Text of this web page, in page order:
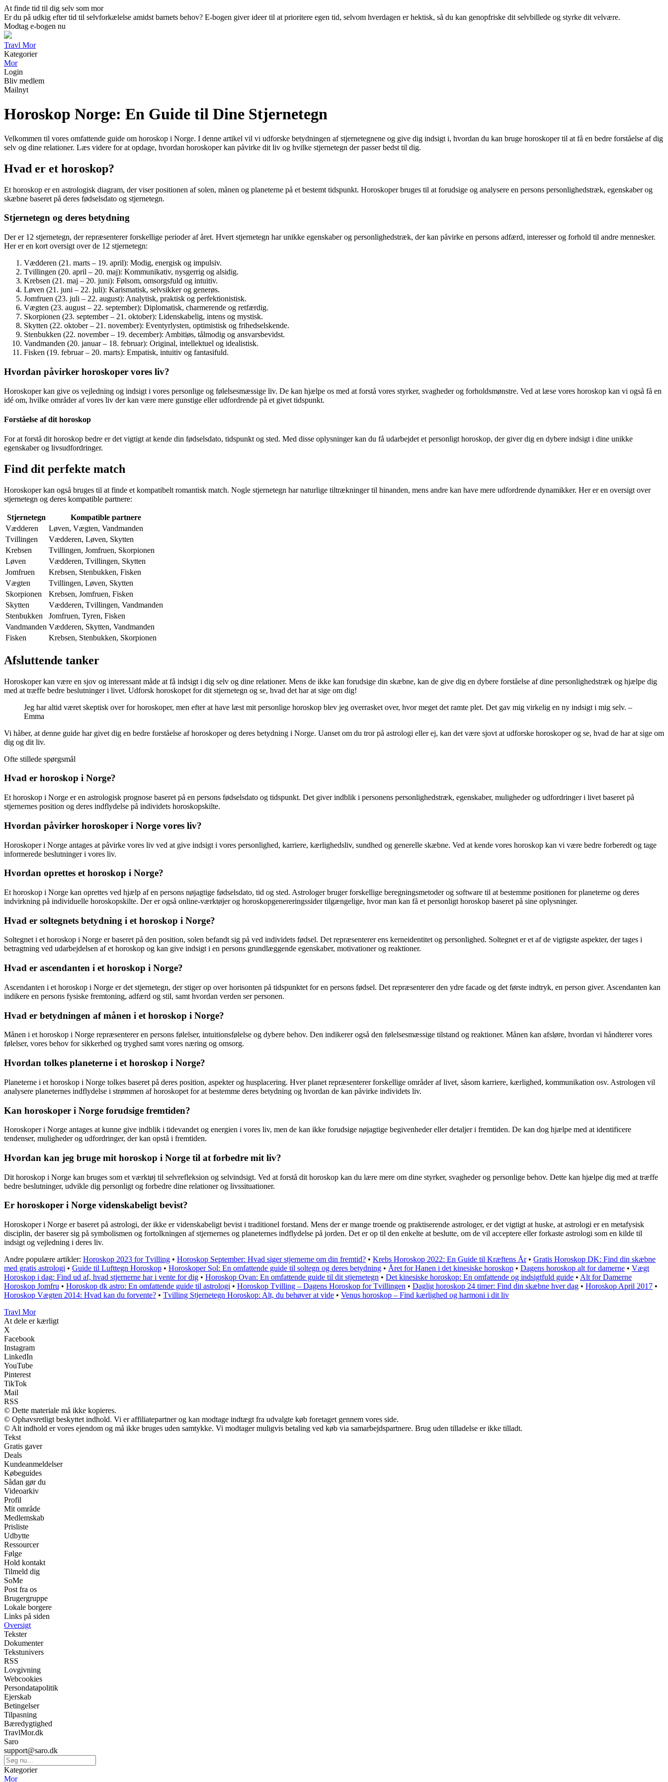
At finde tid til dig selv som mor
Er du på udkig efter tid til selvforkælelse amidst barnets behov? E-bogen giver ideer til at prioritere egen tid, selvom hverdagen er hektisk, så du kan genopfriske dit selvbillede og styrke dit velvære.
Modtag e-bogen nu
Travl Mor
Kategorier
Mor
Login
Bliv medlem
Mailnyt
Horoskop Norge: En Guide til Dine Stjernetegn
Velkommen til vores omfattende guide om horoskop i Norge. I denne artikel vil vi udforske betydningen af stjernetegnene og give dig indsigt i, hvordan du kan bruge horoskoper til at få en bedre forståelse af dig
selv og dine relationer. Læs videre for at opdage, hvordan horoskoper kan påvirke dit liv og hvilke stjernetegn der passer bedst til dig.
Hvad er et horoskop?
Et horoskop er en astrologisk diagram, der viser positionen af solen, månen og planeterne på et bestemt tidspunkt. Horoskoper bruges til at forudsige og analysere en persons personlighedstræk, egenskaber og
skæbne baseret på deres fødselsdato og stjernetegn.
Stjernetegn og deres betydning
Der er 12 stjernetegn, der repræsenterer forskellige perioder af året. Hvert stjernetegn har unikke egenskaber og personlighedstræk, der kan påvirke en persons adfærd, interesser og forhold til andre mennesker.
Her er en kort oversigt over de 12 stjernetegn:
Vædderen (21. marts – 19. april): Modig, energisk og impulsiv.
Tvillingen (20. april – 20. maj): Kommunikativ, nysgerrig og alsidig.
Krebsen (21. maj – 20. juni): Følsom, omsorgsfuld og intuitiv.
Løven (21. juni – 22. juli): Karismatisk, selvsikker og generøs.
Jomfruen (23. juli – 22. august): Analytisk, praktisk og perfektionistisk.
Vægten (23. august – 22. september): Diplomatisk, charmerende og retfærdig.
Skorpionen (23. september – 21. oktober): Lidenskabelig, intens og mystisk.
Skytten (22. oktober – 21. november): Eventyrlysten, optimistisk og frihedselskende.
Stenbukken (22. november – 19. december): Ambitiøs, tålmodig og ansvarsbevidst.
Vandmanden (20. januar – 18. februar): Original, intellektuel og idealistisk.
Fisken (19. februar – 20. marts): Empatisk, intuitiv og fantasifuld.
Hvordan påvirker horoskoper vores liv?
Horoskoper kan give os vejledning og indsigt i vores personlige og følelsesmæssige liv. De kan hjælpe os med at forstå vores styrker, svagheder og forholdsmønstre. Ved at læse vores horoskop kan vi også få en
idé om, hvilke områder af vores liv der kan være mere gunstige eller udfordrende på et givet tidspunkt.
Forståelse af dit horoskop
For at forstå dit horoskop bedre er det vigtigt at kende din fødselsdato, tidspunkt og sted. Med disse oplysninger kan du få udarbejdet et personligt horoskop, der giver dig en dybere indsigt i dine unikke
egenskaber og livsudfordringer.
Find dit perfekte match
Horoskoper kan også bruges til at finde et kompatibelt romantisk match. Nogle stjernetegn har naturlige tiltrækninger til hinanden, mens andre kan have mere udfordrende dynamikker. Her er en oversigt over
stjernetegn og deres kompatible partnere:
Stjernetegn
Kompatible partnere
Vædderen
Løven, Vægten, Vandmanden
Tvillingen
Vædderen, Løven, Skytten
Krebsen
Tvillingen, Jomfruen, Skorpionen
Løven
Vædderen, Tvillingen, Skytten
Jomfruen
Krebsen, Stenbukken, Fisken
Vægten
Tvillingen, Løven, Skytten
Skorpionen
Krebsen, Jomfruen, Fisken
Skytten
Vædderen, Tvillingen, Vandmanden
Stenbukken
Jomfruen, Tyren, Fisken
Vandmanden Vædderen, Skytten, Vandmanden
Fisken
Krebsen, Stenbukken, Skorpionen
Afsluttende tanker
Horoskoper kan være en sjov og interessant måde at få indsigt i dig selv og dine relationer. Mens de ikke kan forudsige din skæbne, kan de give dig en dybere forståelse af dine personlighedstræk og hjælpe dig
med at træffe bedre beslutninger i livet. Udforsk horoskopet for dit stjernetegn og se, hvad det har at sige om dig!
Jeg har altid været skeptisk over for horoskoper, men efter at have læst mit personlige horoskop blev jeg overrasket over, hvor meget det ramte plet. Det gav mig virkelig en ny indsigt i mig selv. –
Emma
Vi håber, at denne guide har givet dig en bedre forståelse af horoskoper og deres betydning i Norge. Uanset om du tror på astrologi eller ej, kan det være sjovt at udforske horoskoper og se, hvad de har at sige om
dig og dit liv.
Ofte stillede spørgsmål
Hvad er horoskop i Norge?
Et horoskop i Norge er en astrologisk prognose baseret på en persons fødselsdato og tidspunkt. Det giver indblik i personens personlighedstræk, egenskaber, muligheder og udfordringer i livet baseret på
stjernernes position og deres indflydelse på individets horoskopskilte.
Hvordan påvirker horoskoper i Norge vores liv?
Horoskoper i Norge antages at påvirke vores liv ved at give indsigt i vores personlighed, karriere, kærlighedsliv, sundhed og generelle skæbne. Ved at kende vores horoskop kan vi være bedre forberedt og tage
informerede beslutninger i vores liv.
Hvordan oprettes et horoskop i Norge?
Et horoskop i Norge kan oprettes ved hjælp af en persons nøjagtige fødselsdato, tid og sted. Astrologer bruger forskellige beregningsmetoder og software til at bestemme positionen for planeterne og deres
indvirkning på individuelle horoskopskilte. Der er også online-værktøjer og horoskopgenereringssider tilgængelige, hvor man kan få et personligt horoskop baseret på sine oplysninger.
Hvad er soltegnets betydning i et horoskop i Norge?
Soltegnet i et horoskop i Norge er baseret på den position, solen befandt sig på ved individets fødsel. Det repræsenterer ens kerneidentitet og personlighed. Soltegnet er et af de vigtigste aspekter, der tages i
betragtning ved udarbejdelsen af et horoskop og kan give indsigt i en persons grundlæggende egenskaber, motivationer og reaktioner.
Hvad er ascendanten i et horoskop i Norge?
Ascendanten i et horoskop i Norge er det stjernetegn, der stiger op over horisonten på tidspunktet for en persons fødsel. Det repræsenterer den ydre facade og det første indtryk, en person giver. Ascendanten kan
indikere en persons fysiske fremtoning, adfærd og stil, samt hvordan verden ser personen.
Hvad er betydningen af ​​månen i et horoskop i Norge?
Månen i et horoskop i Norge repræsenterer en persons følelser, intuitionsfølelse og dybere behov. Den indikerer også den følelsesmæssige tilstand og reaktioner. Månen kan afsløre, hvordan vi håndterer vores
følelser, vores behov for sikkerhed og tryghed samt vores næring og omsorg.
Hvordan tolkes planeterne i et horoskop i Norge?
Planeterne i et horoskop i Norge tolkes baseret på deres position, aspekter og husplacering. Hver planet repræsenterer forskellige områder af livet, såsom karriere, kærlighed, kommunikation osv. Astrologen vil
analysere planeternes indflydelse i strømmen af horoskopet for at bestemme deres betydning og hvordan de kan påvirke individets liv.
Kan horoskoper i Norge forudsige fremtiden?
Horoskoper i Norge antages at kunne give indblik i tidevandet og energien i vores liv, men de kan ikke forudsige nøjagtige begivenheder eller detaljer i fremtiden. De kan dog hjælpe med at identificere
tendenser, muligheder og udfordringer, der kan opstå i fremtiden.
Hvordan kan jeg bruge mit horoskop i Norge til at forbedre mit liv?
Dit horoskop i Norge kan bruges som et værktøj til selvrefleksion og selvindsigt. Ved at forstå dit horoskop kan du lære mere om dine styrker, svagheder og personlige behov. Dette kan hjælpe dig med at træffe
bedre beslutninger, udvikle dig personligt og forbedre dine relationer og livssituationer.
Er horoskoper i Norge videnskabeligt bevist?
Horoskoper i Norge er baseret på astrologi, der ikke er videnskabeligt bevist i traditionel forstand. Mens der er mange troende og praktiserende astrologer, er det vigtigt at huske, at astrologi er en metafysisk
disciplin, der baserer sig på symbolismen og fortolkningen af ​​stjernernes og planeternes indflydelse på jorden. Det er op til den enkelte at beslutte, om de vil acceptere eller forkaste astrologi som en kilde til
indsigt og vejledning i deres liv.
Andre populære artikler: Horoskop 2023 for Tvilling • Horoskop September: Hvad siger stjernerne om din fremtid? • Krebs Horoskop 2022: En Guide til Kræftens År• Gratis Horoskop DK: Find din skæbne
med gratis astrologi • Guide til Lufttegn Horoskop • Horoskoper Sol: En omfattende guide til soltegn og deres betydning • Året for Hanen i det kinesiske horoskop • Dagens horoskop alt for damerne • Vægt
Horoskop i dag: Find ud af, hvad stjernerne har i vente for dig • Horoskop Ovan: En omfattende guide til dit stjernetegn • Det kinesiske horoskop: En omfattende og indsigtfuld guide • Alt for Damerne
Horoskop Jomfru • Horoskop dk astro: En omfattende guide til astrologi • Horoskop Tvilling – Dagens Horoskop for Tvillingen • Daglig horoskop 24 timer: Find din skæbne hver dag • Horoskop April 2017 •
Horoskop Vægten 2014: Hvad kan du forvente? • Tvilling Stjernetegn Horoskop: Alt, du behøver at vide • Venus horoskop – Find kærlighed og harmoni i dit liv
Travl Mor
At dele er kærligt
X
Facebook
Instagram
LinkedIn
YouTube
Pinterest
TikTok
Mail
RSS
© Dette materiale må ikke kopieres.
© Ophavsretligt beskyttet indhold. Vi er affiliatepartner og kan modtage indtægt fra udvalgte køb foretaget gennem vores side.
© Alt indhold er vores ejendom og må ikke bruges uden samtykke. Vi modtager muligvis betaling ved køb via samarbejdspartnere. Brug uden tilladelse er ikke tilladt.
Tekst
Gratis gaver
Deals
Kundeanmeldelser
Købeguides
Sådan gør du
Videoarkiv
Profil
Mit område
Medlemskab
Prisliste
Udbytte
Ressourcer
Følge
Hold kontakt
Tilmeld dig
SoMe
Post fra os
Brugergruppe
Lokale borgere
Links på siden
Oversigt
Tekster
Dokumenter
Tekstunivers
RSS
Lovgivning
Webcookies
Persondatapolitik
Ejerskab
Betingelser
Tilpasning
Bæredygtighed
TravlMor.dk
Saro
support@saro.dk
Kategorier
Mor